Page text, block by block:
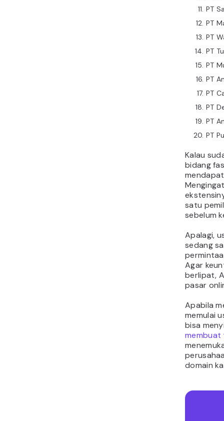
PT
PT
PT
PT
PT
PT
PT
PT
PT
PT
Kalau
bidang
satu
sebelum
Apalagi,
sedang
Agar
berlipat,
pasar
Apabila
memulai
bisa
membuat
domain